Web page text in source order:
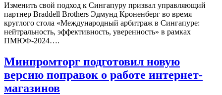
Изменить свой подход к Сингапуру призвал управляющий
партнер Braddell Brothers Эдмунд Кроненберг во время
круглого стола «Международный арбитраж в Сингапуре:
нейтральность, эффективность, уверенность» в рамках
ПМЮФ-2024….
Минпромторг подготовил новую
версию поправок о работе интернет-
магазинов